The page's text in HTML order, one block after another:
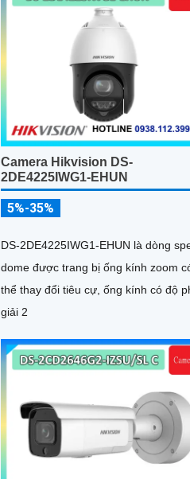
đàm thoại 2 chiều, ống kính 4
Camera Hikvision DS-
2DE4225IWG1-EHUN
5%-35%
DS-2DE4225IWG1-EHUN là dòng
dome được trang bị ống kính zoom
thể thay đổi tiêu cự, ống kính có độ
giải 2